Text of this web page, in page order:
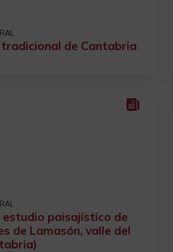
de Cantabria
estudio paisajístico de
de Lamasón, valle del